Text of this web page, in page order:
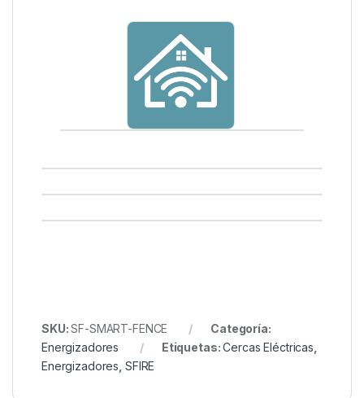
SKU:SF-SMART-FENCE
Categoría:
Energizadores
Etiquetas:Cercas Eléctricas
Energizadores SFIRE